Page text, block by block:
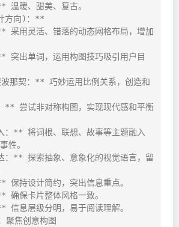
暖、甜美、复古。
方向)：**
用灵活、错落的动态网格布局，增加
出单词，运用构图技巧吸引用户目
那契：** 巧妙运用比例关系，创造和
尝试非对称构图，实现现代感和平衡
** 将词根、联想、故事等主题融入
性。
** 探索抽象、意象化的视觉语言，留
持设计简约，突出信息重点。
保卡片整体风格一致。
息层级分明，易于阅读理解。
焦创意构图